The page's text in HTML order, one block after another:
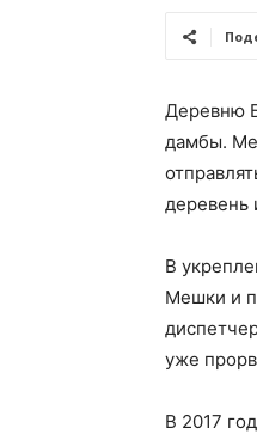
Деревню
дамбы.
деревень
В
Мешки и
уже
В 2017